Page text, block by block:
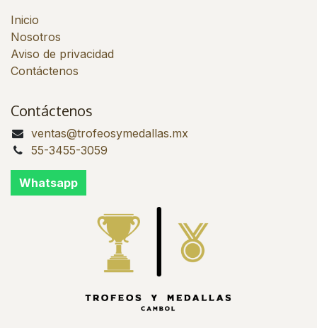
Inicio
Nosotros
Aviso de privacidad
Contáctenos
Contáctenos
ventas@trofeosymedallas.mx
55-3455-3059
Whatsapp